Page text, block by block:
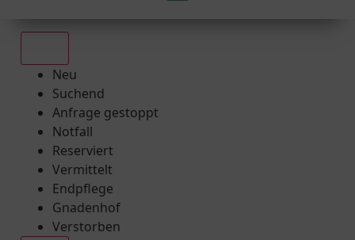
Neu
Suchend
Anfrage gestoppt
Notfall
Reserviert
Vermittelt
Endpflege
Gnadenhof
Verstorben